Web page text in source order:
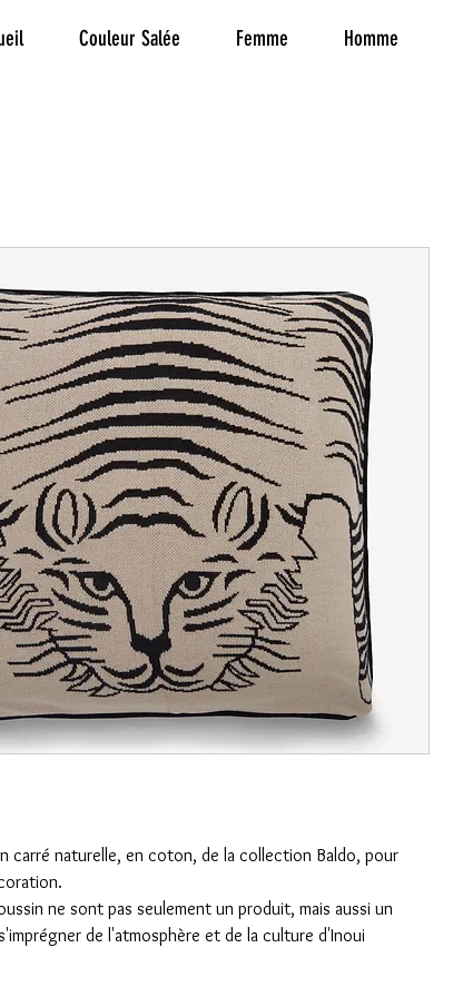
Couleur Salée Femme Homme
carré naturelle, en coton, de la collection Baldo, pour
ne sont pas seulement un produit, mais aussi un
de l'atmosphère et de la culture d'Inoui